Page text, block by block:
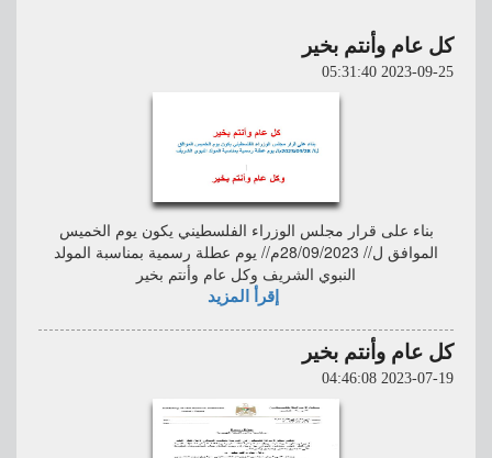
كل عام وأنتم بخير
2023-09-25 05:31:40
بناء على قرار مجلس الوزراء الفلسطيني يكون يوم الخميس
الموافق ل// 28/09/2023م// يوم عطلة رسمية بمناسبة المولد
النبوي الشريف وكل عام وأنتم بخير
إقرأ المزيد
كل عام وأنتم بخير
2023-07-19 04:46:08